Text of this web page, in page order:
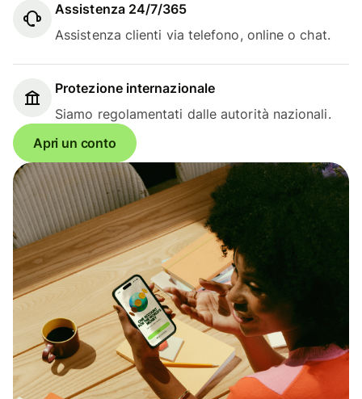
Assistenza 24/7/365
Assistenza clienti via telefono, online o chat.
Protezione internazionale
Siamo regolamentati dalle autorità nazionali.
Apri un conto